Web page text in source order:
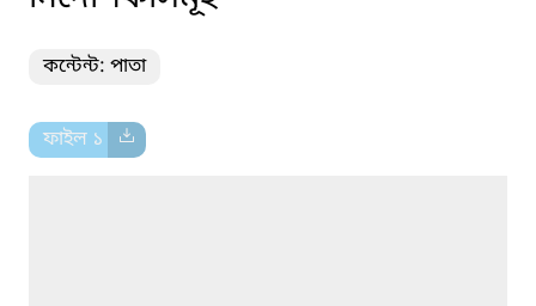
কন্টেন্ট: পাতা
ফাইল ১